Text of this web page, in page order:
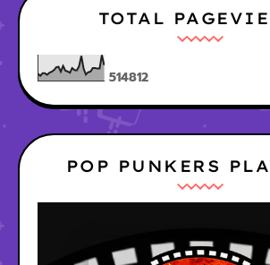
TOTAL
514812
POP PUNKERS